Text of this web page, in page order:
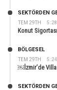
TEM 29TH 5:28
SEKTÖRDEN
Konut
TEM 29TH 5:24
BÖLGESEL
￼İzmir’de Villa
SEKTÖRDEN